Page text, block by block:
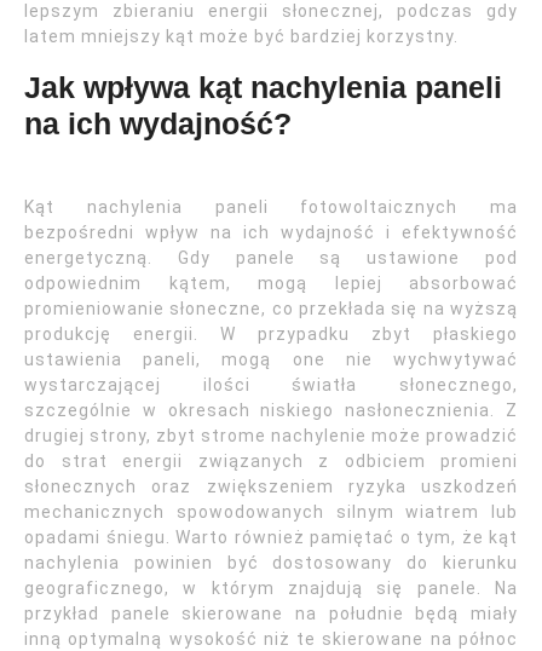
lepszym zbieraniu energii słonecznej, podczas gdy
latem mniejszy kąt może być bardziej korzystny.
Jak wpływa kąt nachylenia paneli
na ich wydajność?
Kąt nachylenia paneli fotowoltaicznych ma
bezpośredni wpływ na ich wydajność i efektywność
energetyczną. Gdy panele są ustawione pod
odpowiednim kątem, mogą lepiej absorbować
promieniowanie słoneczne, co przekłada się na wyższą
produkcję energii. W przypadku zbyt płaskiego
ustawienia paneli, mogą one nie wychwytywać
wystarczającej ilości światła słonecznego,
szczególnie w okresach niskiego nasłonecznienia. Z
drugiej strony, zbyt strome nachylenie może prowadzić
do strat energii związanych z odbiciem promieni
słonecznych oraz zwiększeniem ryzyka uszkodzeń
mechanicznych spowodowanych silnym wiatrem lub
opadami śniegu. Warto również pamiętać o tym, że kąt
nachylenia powinien być dostosowany do kierunku
geograficznego, w którym znajdują się panele. Na
przykład panele skierowane na południe będą miały
inną optymalną wysokość niż te skierowane na północ